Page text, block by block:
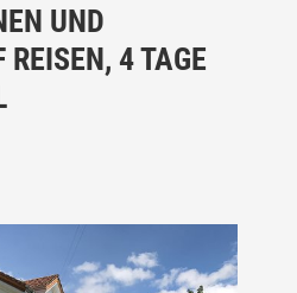
UND
REISEN, 4 TAGE